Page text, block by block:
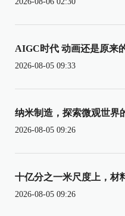
AIGC时代 动画还是原来
2026-08-05 09:33
纳米制造，探索微观世界
2026-08-05 09:26
十亿分之一米尺度上，材
2026-08-05 09:26